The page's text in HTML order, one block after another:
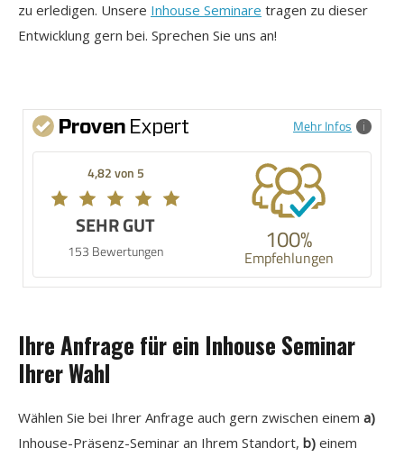
zu erledigen. Unsere Inhouse Seminare tragen zu dieser
Entwicklung gern bei. Sprechen Sie uns an!
Mehr Infos
4,82 von 5
SEHR GUT
153 Bewertungen 100%
Empfehlungen
Ihre Anfrage für ein Inhouse Seminar
Ihrer Wahl
Wählen Sie bei Ihrer Anfrage auch gern zwischen einem a)
Inhouse-Präsenz-Seminar an Ihrem Standort, b) einem